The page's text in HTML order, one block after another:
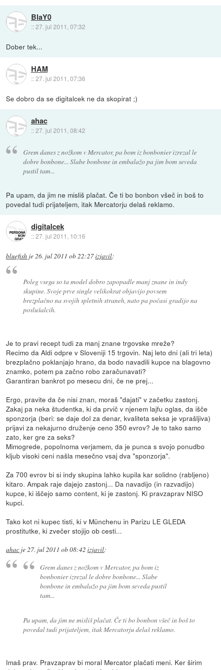
BlaY0
::27. jul 2011, 07:32
Dober tek...
HAM
::27. jul 2011, 07:36
Se dobro da se digitalcek ne da skopirat ;)
ahac
::27. jul 2011, 08:42
Grem danes z nožkom v Mercator, pa bom iz bonbonier izrezal le
dobre bonbone... Slabe bonbone in embalažo pa jim bom seveda
pustil tam...
Pa upam, da jim ne misliš plačat. Če ti bo bonbon všeč in boš to
povedal tudi prijateljem, itak Mercatorju delaš reklamo.
digitalcek
::27. jul 2011, 10:16
bluefish je26. jul 2011 ob 22:27izjavil:
Poleg vsega so ta model dobro zapopadle manj znane in indy
skupine. Svoje prve single velikokrat objavijo povsem
brezplačno na svojih spletnih straneh, nato pa počasi gradijo na
poslušalcih.
Je to pravi recept tudi za manj znane trgovske mreže?
Recimo da Aldi odpre v Sloveniji 15 trgovin. Naj leto dni (ali tri leta)
brezplačno poklanjajo hrano, da bodo navadili kupce na blagovno
znamko, potem pa začno robo zaračunavati?
Garantiran bankrot po mesecu dni, če ne prej...
Ergo, pravite da če nisi znan, moraš "dajati" v začetku zastonj.
Zakaj pa neka študentka, ki da prvič v njenem lajfu oglas, da išče
sponzorja (beri: se daje dol za denar, kvaliteta seksa je vprašljiva)
prijavi za nekajurno druženje ceno 350 evrov? Je to tako samo
zato, ker gre za seks?
Mimogrede, popolnoma verjamem, da je punca s svojo ponudbo
kljub visoki ceni našla mesečno vsaj dva "sponzorja".
Za 700 evrov bi si indy skupina lahko kupila kar solidno (rabljeno)
kitaro. Ampak raje dajejo zastonj... Da navadijo (in razvadijo)
kupce, ki iščejo samo content, ki je zastonj. Ki pravzaprav NISO
kupci.
Tako kot ni kupec tisti, ki v Münchenu in Parizu LE GLEDA
prostitutke, ki zvečer stojijo ob cesti...
ahac je27. jul 2011 ob 08:42 izjavil:
Grem danes z nožkom v Mercator, pa bom iz
bonbonier izrezal le dobre bonbone... Slabe
bonbone in embalažo pa jim bom seveda pustil
tam...
Pa upam, da jim ne misliš plačat. Če ti bo bonbon všeč in boš to
povedal tudi prijateljem, itak Mercatorju delaš reklamo.
Imaš prav. Pravzaprav bi moral Mercator plačati meni. Ker širim